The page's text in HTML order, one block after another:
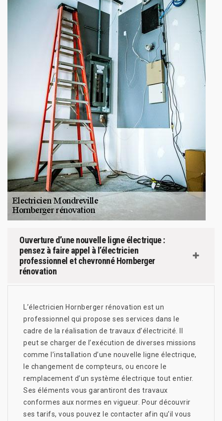
Ouverture d’une nouvelle ligne électrique :
pensez à faire appel à l’électricien
professionnel et chevronné Hornberger
rénovation
L’électricien Hornberger rénovation est un
professionnel qui propose ses services dans le
cadre de la réalisation de travaux d’électricité. Il
peut se charger de l’exécution de diverses missions
comme l’installation d’une nouvelle ligne électrique,
le changement de compteurs, ou encore le
remplacement d’un système électrique tout entier.
Ses éléments vous garantiront des travaux
conformes aux normes en vigueur. Pour découvrir
ses tarifs, vous pouvez le contacter afin qu’il vous